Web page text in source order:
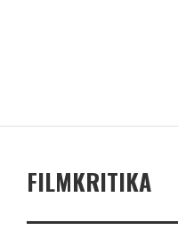
FILMKRITIKA